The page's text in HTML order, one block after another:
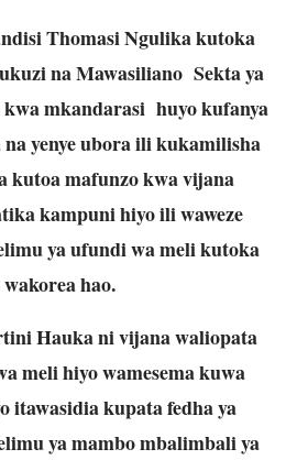
Thomasi Ngulika kutoka
na Mawasiliano Sekta ya
mkandarasi huyo kufanya
yenye ubora ili kukamilisha
kutoa mafunzo kwa vijana
kampuni hiyo ili waweze
ya ufundi wa meli kutoka
hao.
Hauka ni vijana waliopata
meli hiyo wamesema kuwa
itawasidia kupata fedha ya
ya mambo mbalimbali ya